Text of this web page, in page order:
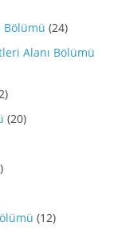
Bölümü (24)
Alanı Bölümü
(20)
(12)